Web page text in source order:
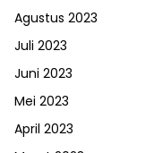
Agustus 2023
Juli 2023
Juni 2023
Mei 2023
April 2023